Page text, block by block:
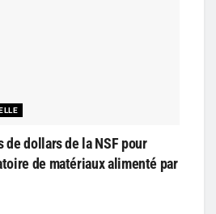
de dollars de la NSF pour
de matériaux alimenté par